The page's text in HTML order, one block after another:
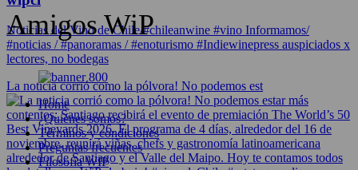
Noticias del Vino de Chile/#chileanwine #vino Informamos/
#noticias / #panoramas / #enoturismo #Indiewinepress auspiciados x
lectores, no bodegas
La noticia corrió como la pólvora! No podemos est
Amigos WiP
Home
¿Quiénes somos?
Términos y condiciones
Preguntas frecuentes
Filosofía WIP